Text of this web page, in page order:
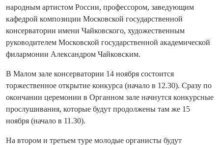
народным артистом России, профессором, заведующим
кафедрой композиции Московской государственной
консерватории имени Чайковского, художественным
руководителем Московской государственной академической
филармонии Александром Чайковским.
В Малом зале консерватории 14 ноября состоится
торжественное открытие конкурса (начало в 12.30). Сразу по
окончании церемонии в Органном зале начнутся конкурсные
прослушивания, которые будут продолжены там же 15
ноября (начало в 11.30).
На втором и третьем туре молодые органисты будут